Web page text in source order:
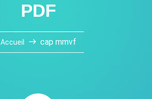
PDF
Accueil cap mmvf